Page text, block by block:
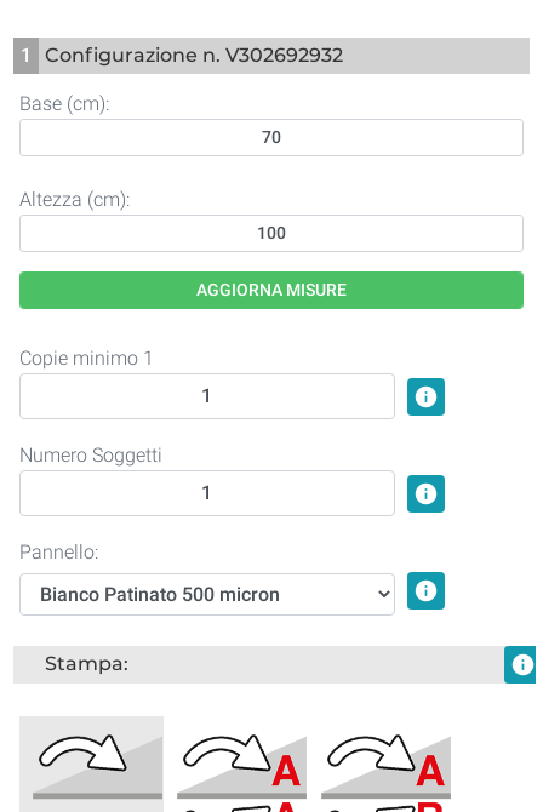
1 Configurazione n. V302692932
Base (cm):
Altezza (cm):
AGGIORNA MISURE
Copie minimo 1
info
Numero Soggetti
info
Pannello:
info
Stampa: info